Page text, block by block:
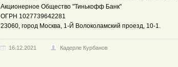
Акционерное Общество "Тинькофф Банк"
ОГРН 1027739642281
23060, город Москва, 1-Й Волоколамский проезд, 10-1.
16.12.2021 Кадерле Курбанов